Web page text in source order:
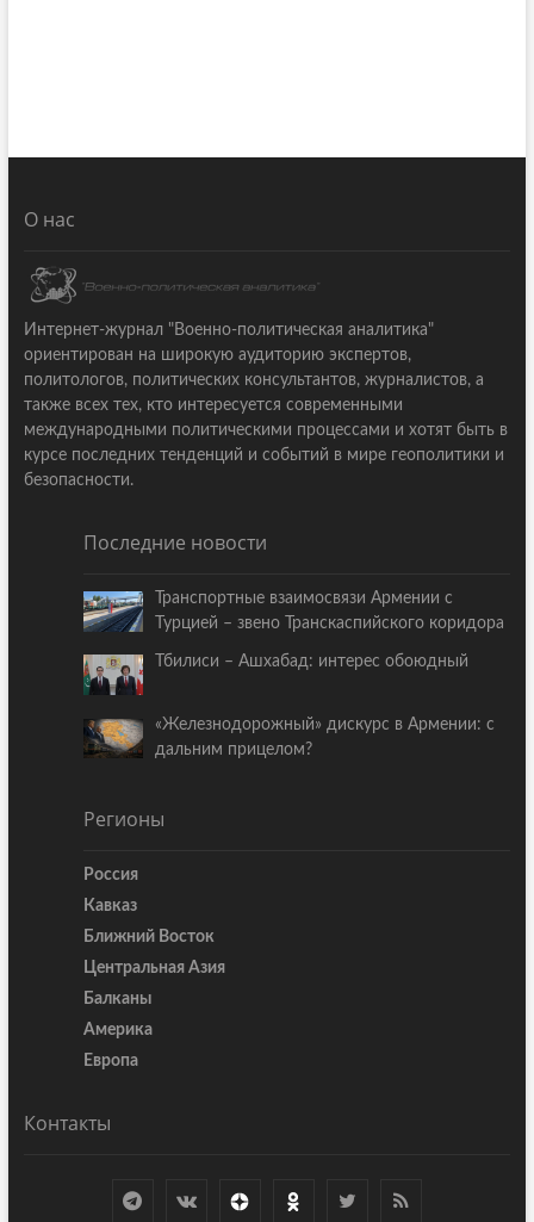
О нас
Интернет-журнал "Военно-политическая аналитика"
ориентирован на широкую аудиторию экспертов,
политологов, политических консультантов, журналистов, а
также всех тех, кто интересуется современными
международными политическими процессами и хотят быть в
курсе последних тенденций и событий в мире геополитики и
безопасности.
Последние новости
Транспортные взаимосвязи Армении с
Турцией – звено Транскаспийского коридора
Тбилиси – Ашхабад: интерес обоюдный
«Железнодорожный» дискурс в Армении: с
дальним прицелом?
Регионы
Россия
Кавказ
Ближний Восток
Центральная Азия
Балканы
Америка
Европа
Контакты